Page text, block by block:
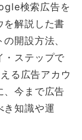
検索広告を
を解説した書
開設方法、
・ステップで
る広告アカウ
、今まで広告
き知識や運